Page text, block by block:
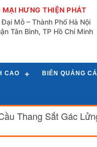
HƯNG THIỆN PHÁT
Mỗ – Thành Phố Hà Nội
Tân Bình, TP Hồ Chí Minh
CAO BIỂN QUẢNG
Thang Sắt Gác